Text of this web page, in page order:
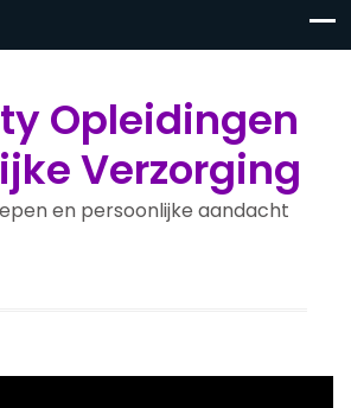
Opleidingen
Verzorging
en persoonlijke aandacht